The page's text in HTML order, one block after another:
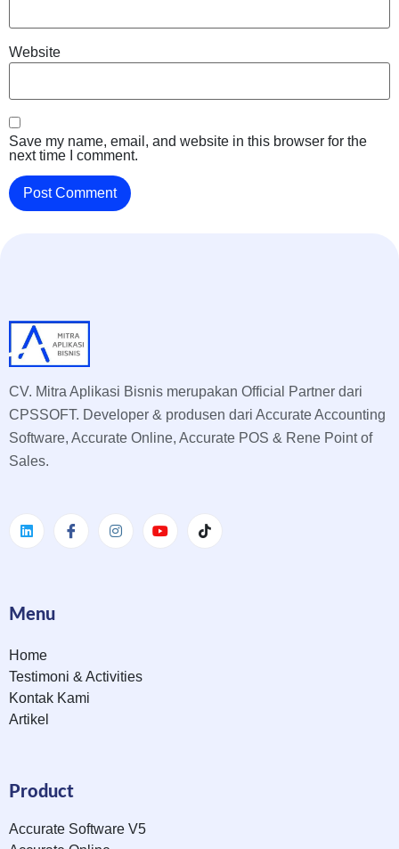
Website
Save my name, email, and website in this browser for the
next time I comment.
CV. Mitra Aplikasi Bisnis merupakan Official Partner dari
CPSSOFT. Developer & produsen dari Accurate Accounting
Software, Accurate Online, Accurate POS & Rene Point of
Sales.
Menu
Home
Testimoni & Activities
Kontak Kami
Artikel
Product
Accurate Software V5